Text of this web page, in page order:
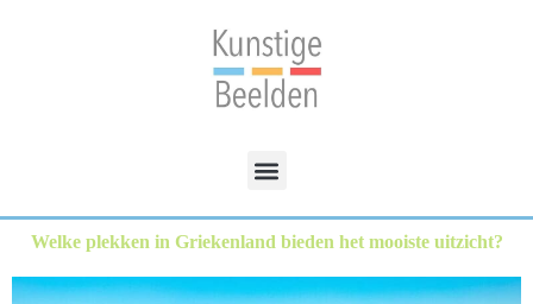
Welke plekken in Griekenland bieden het mooiste uitzicht?